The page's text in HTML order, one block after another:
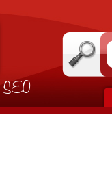
SEO